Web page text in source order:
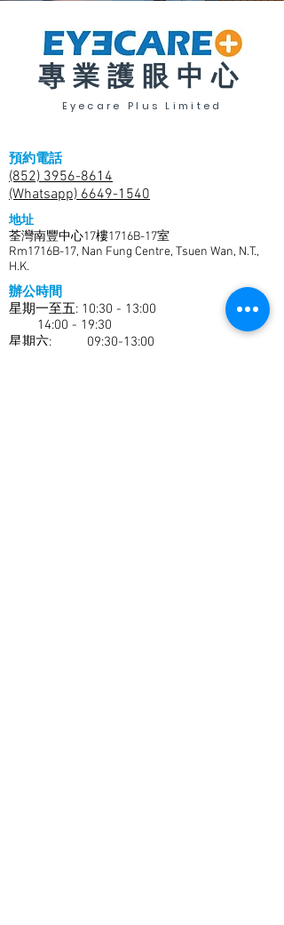
專業護眼中心
Eyecare Plus Limited
預約電話
(852) 3956-8614
(Whatsapp) 6649-1540
地址
荃灣南豐中心17樓1716B-17室
Rm1716B-17, Nan Fung Centre, Tsuen Wan, N.T.,
H.K.
辦公時間
星期一至五: 10:30 - 13:00
14:00 - 19:30
​​星期六: 09:30-13:00